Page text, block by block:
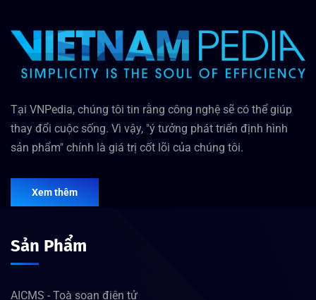
Tại VNPedia, chúng tôi tin rằng công nghệ sẽ có thể giúp
thay đổi cuộc sống. Vì vậy, "ý tưởng phát triển định hình
sản phẩm" chính là giá trị cốt lõi của chúng tôi.
Xem thêm
Sản Phẩm
AICMS - Toà soạn điện tử